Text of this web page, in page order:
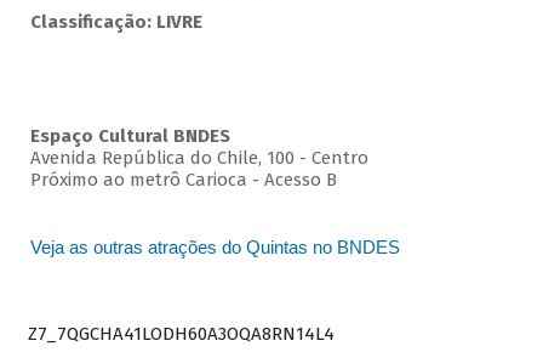
Classificação: LIVRE
Espaço Cultural BNDES
Avenida República do Chile, 100 - Centro
Próximo ao metrô Carioca - Acesso B
Veja as outras atrações do Quintas no BNDES
Z7_7QGCHA41LODH60A3OQA8RN14L4